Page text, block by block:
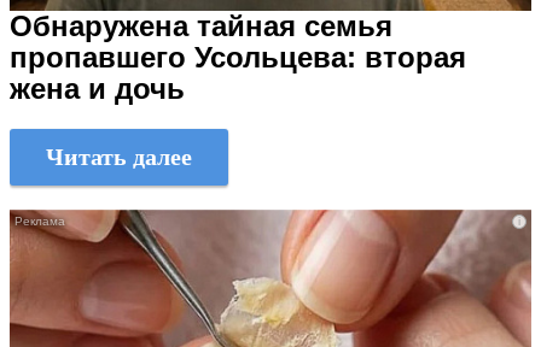
Обнаружена тайная семья
пропавшего Усольцева: вторая
жена и дочь
Читать далее
i